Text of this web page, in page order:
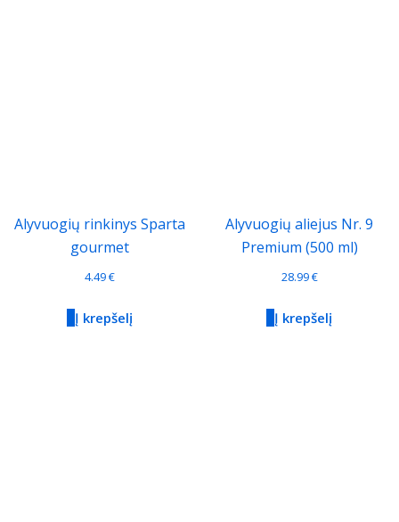
Alyvuogių rinkinys Sparta
gourmet
4.49€
Į krepšelį
Alyvuogių aliejus Nr. 9
Premium (500 ml)
28.99€
Į krepšelį